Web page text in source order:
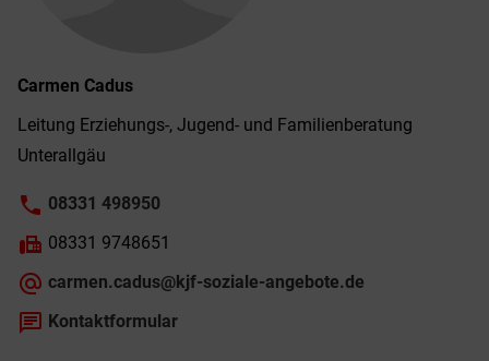
Carmen Cadus
Leitung Erziehungs-, Jugend- und Familienberatung
Unterallgäu
phone 08331 498950
fax 08331 9748651
alternate_email carmen.cadus@kjf-soziale-angebote.de
chat Kontaktformular